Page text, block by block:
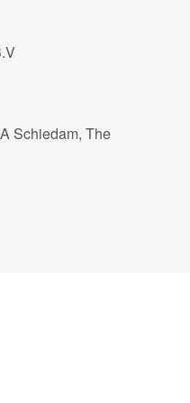
Schiedam, The